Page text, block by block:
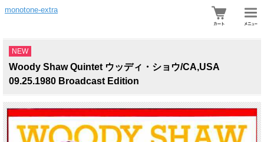
monotone-extra
NEW
Woody Shaw Quintet ウッディ・ショウ/CA,USA
09.25.1980 Broadcast Edition